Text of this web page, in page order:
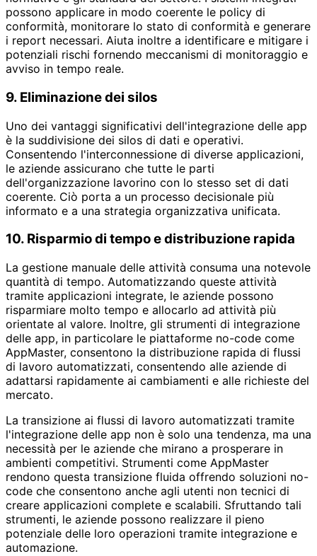
possono applicare in modo coerente le policy di
conformità, monitorare lo stato di conformità e generare
i report necessari. Aiuta inoltre a identificare e mitigare i
potenziali rischi fornendo meccanismi di monitoraggio e
avviso in tempo reale.
9. Eliminazione dei silos
Uno dei vantaggi significativi dell'integrazione delle app
è la suddivisione dei silos di dati e operativi.
Consentendo l'interconnessione di diverse applicazioni,
le aziende assicurano che tutte le parti
dell'organizzazione lavorino con lo stesso set di dati
coerente. Ciò porta a un processo decisionale più
informato e a una strategia organizzativa unificata.
10. Risparmio di tempo e distribuzione rapida
La gestione manuale delle attività consuma una notevole
quantità di tempo. Automatizzando queste attività
tramite applicazioni integrate, le aziende possono
risparmiare molto tempo e allocarlo ad attività più
orientate al valore. Inoltre, gli strumenti di integrazione
delle app, in particolare le piattaforme no-code come
AppMaster, consentono la distribuzione rapida di flussi
di lavoro automatizzati, consentendo alle aziende di
adattarsi rapidamente ai cambiamenti e alle richieste del
mercato.
La transizione ai flussi di lavoro automatizzati tramite
l'integrazione delle app non è solo una tendenza, ma una
necessità per le aziende che mirano a prosperare in
ambienti competitivi. Strumenti come AppMaster
rendono questa transizione fluida offrendo soluzioni no-
code che consentono anche agli utenti non tecnici di
creare applicazioni complete e scalabili. Sfruttando tali
strumenti, le aziende possono realizzare il pieno
potenziale delle loro operazioni tramite integrazione e
automazione.